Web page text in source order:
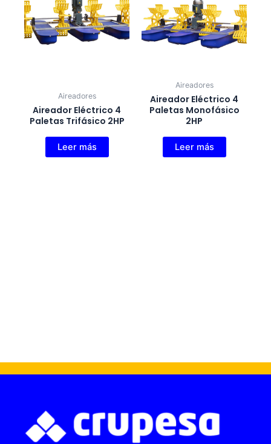
Aireadores
Aireador Eléctrico 4
Paletas Trifásico 2HP
Leer más
Aireadores
Aireador Eléctrico 4
Paletas Monofásico
2HP
Leer más